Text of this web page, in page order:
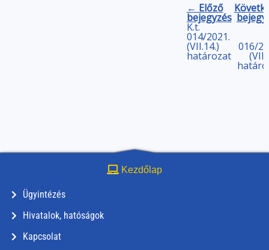
← Előző
bejegyzés
K.t.
014/2021.
(VII.14.)
határozat
016/
Kezdőlap
Ügyintézés
Hivatalok, hatóságok
Kapcsolat